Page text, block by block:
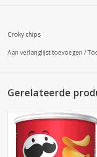
Croky chips
Aan verlanglijst toevoegen /
Gerelateerde